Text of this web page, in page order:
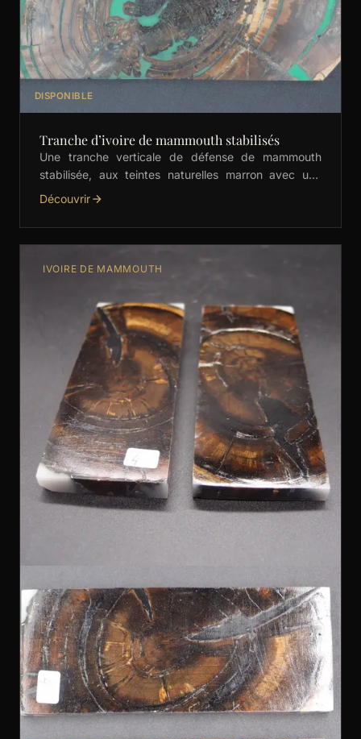
DISPONIBLE
Tranche d’ivoire de mammouth stabilisés
Une tranche verticale de défense de mammouth
stabilisée, aux teintes naturelles marron avec une
subtile incrustation de vert et jaune. Parfaite pour les
Découvrir
IVOIRE DE MAMMOUTH